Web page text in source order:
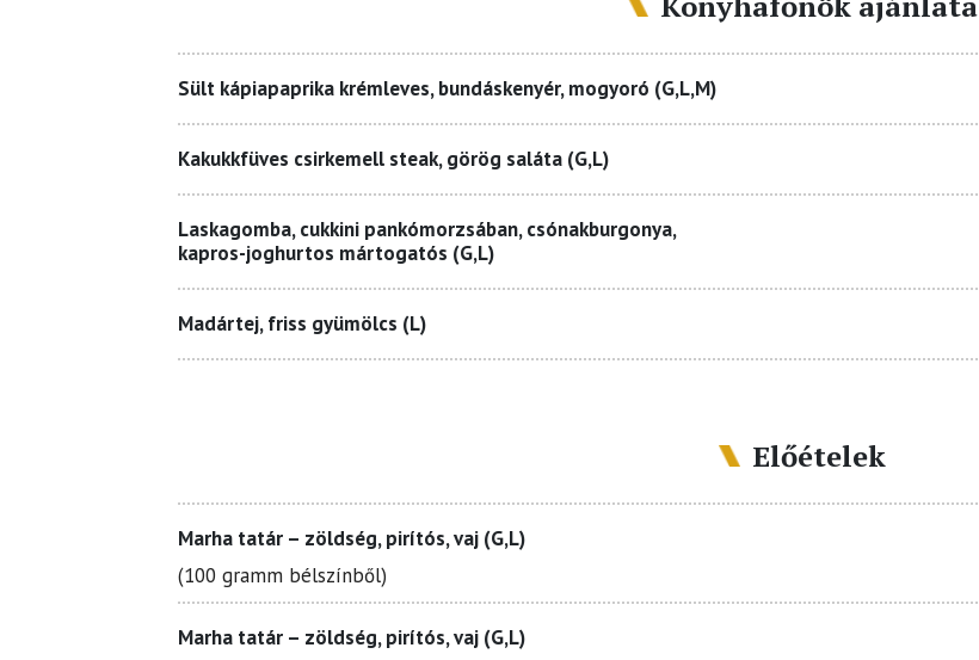
Sült kápiapaprika krémleves, bundáskenyér, mogyoró (G,L,M)
Kakukkfüves csirkemell steak, görög saláta (G,L)
Laskagomba, cukkini pankómorzsában, csónakburgonya,
kapros-joghurtos mártogatós (G,L)
Madártej, friss gyümölcs (L)
Előételek
Marha tatár – zöldség, pirítós, vaj (G,L)
(100 gramm bélszínből)
Marha tatár – zöldség, pirítós, vaj (G,L)